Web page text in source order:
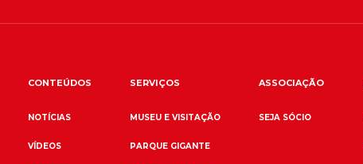
CONTEÚDOS
NOTÍCIAS
VÍDEOS
SERVIÇOS
MUSEU E VISITAÇÃO
PARQUE GIGANTE
ASSOCIAÇÃO
SEJA SÓCIO